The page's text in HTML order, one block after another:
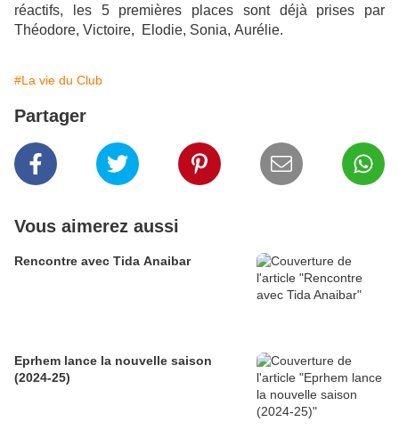
réactifs, les 5 premières places sont déjà prises par
Théodore, Victoire, Elodie, Sonia, Aurélie.
#La vie du Club
Partager
Vous aimerez aussi
Rencontre avec Tida Anaibar
Eprhem lance la nouvelle saison
(2024-25)